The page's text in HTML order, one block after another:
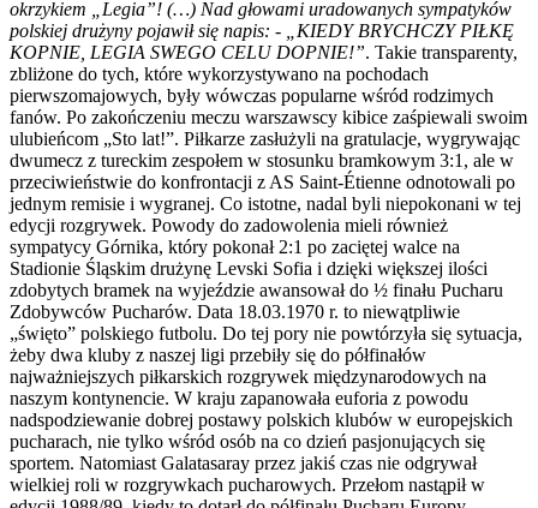
okrzykiem „Legia”! (…) Nad głowami uradowanych sympatyków
polskiej drużyny pojawił się napis: - „KIEDY BRYCHCZY PIŁKĘ
KOPNIE, LEGIA SWEGO CELU DOPNIE!”. Takie transparenty,
zbliżone do tych, które wykorzystywano na pochodach
pierwszomajowych, były wówczas popularne wśród rodzimych
fanów. Po zakończeniu meczu warszawscy kibice zaśpiewali swoim
ulubieńcom „Sto lat!”. Piłkarze zasłużyli na gratulacje, wygrywając
dwumecz z tureckim zespołem w stosunku bramkowym 3:1, ale w
przeciwieństwie do konfrontacji z AS Saint-Étienne odnotowali po
jednym remisie i wygranej. Co istotne, nadal byli niepokonani w tej
edycji rozgrywek. Powody do zadowolenia mieli również
sympatycy Górnika, który pokonał 2:1 po zaciętej walce na
Stadionie Śląskim drużynę Levski Sofia i dzięki większej ilości
zdobytych bramek na wyjeździe awansował do ½ finału Pucharu
Zdobywców Pucharów. Data 18.03.1970 r. to niewątpliwie
„święto” polskiego futbolu. Do tej pory nie powtórzyła się sytuacja,
żeby dwa kluby z naszej ligi przebiły się do półfinałów
najważniejszych piłkarskich rozgrywek międzynarodowych na
naszym kontynencie. W kraju zapanowała euforia z powodu
nadspodziewanie dobrej postawy polskich klubów w europejskich
pucharach, nie tylko wśród osób na co dzień pasjonujących się
sportem. Natomiast Galatasaray przez jakiś czas nie odgrywał
wielkiej roli w rozgrywkach pucharowych. Przełom nastąpił w